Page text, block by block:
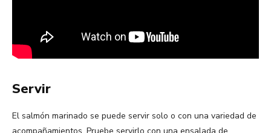
Servir
El salmón marinado se puede servir solo o con una variedad de